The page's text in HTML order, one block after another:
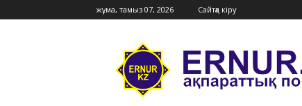
жұма, тамыз 07, 2026 Сайтқа кіру
Ernur
Press